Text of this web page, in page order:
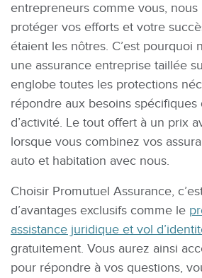
entrepreneurs comme vous,
protéger vos efforts et votre
étaient les nôtres. C’est pourquoi
une assurance entreprise taillée
englobe toutes les protections
répondre aux besoins
d’activité. Le tout offert à un prix
lorsque vous combinez vos
auto et habitation avec nous.
Choisir Promutuel Assurance,
d’avantages exclusifs comme le
assistance juridique et vol
gratuitement. Vous aurez ainsi
pour répondre à vos questions,